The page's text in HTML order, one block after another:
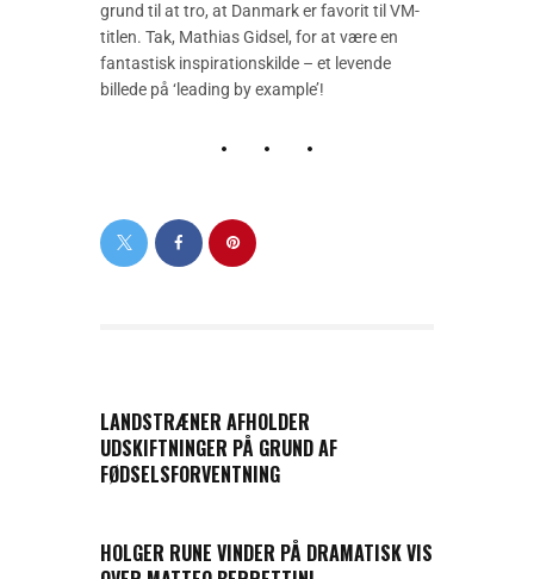
grund til at tro, at Danmark er favorit til VM-
titlen. Tak, Mathias Gidsel, for at være en
fantastisk inspirationskilde – et levende
billede på ‘leading by example’!
LANDSTRÆNER AFHOLDER
UDSKIFTNINGER PÅ GRUND AF
FØDSELSFORVENTNING
HOLGER RUNE VINDER PÅ DRAMATISK VIS